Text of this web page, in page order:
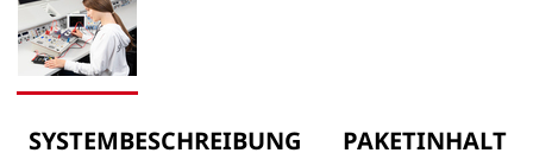
SYSTEMBESCHREIBUNG PAKETINHALT